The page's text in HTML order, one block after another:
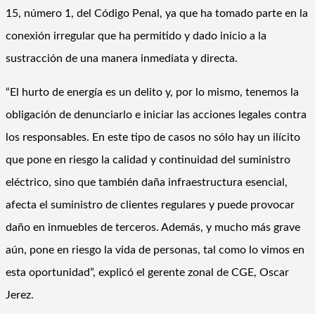
15, número 1, del Código Penal, ya que ha tomado parte en la
conexión irregular que ha permitido y dado inicio a la
sustracción de una manera inmediata y directa.
“El hurto de energía es un delito y, por lo mismo, tenemos la
obligación de denunciarlo e iniciar las acciones legales contra
los responsables. En este tipo de casos no sólo hay un ilícito
que pone en riesgo la calidad y continuidad del suministro
eléctrico, sino que también daña infraestructura esencial,
afecta el suministro de clientes regulares y puede provocar
daño en inmuebles de terceros. Además, y mucho más grave
aún, pone en riesgo la vida de personas, tal como lo vimos en
esta oportunidad”, explicó el gerente zonal de CGE, Oscar
Jerez.